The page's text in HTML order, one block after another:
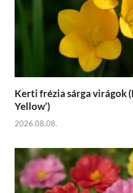
Kerti frézia sárga virágok
Yellow’)
2026.08.08.